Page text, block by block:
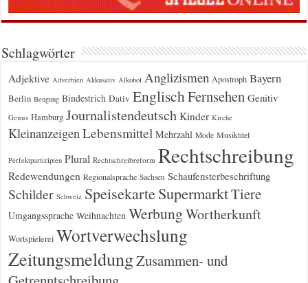
Schlagwörter
Adjektive Adverbien Akkusativ Alkohol Anglizismen Apostroph Bayern
Berlin Beugung Bindestrich Dativ EnglischFernsehen Genitiv
Genus Hamburg Journalistendeutsch Kinder Kirche
Kleinanzeigen Lebensmittel Mehrzahl Mode Musiktitel
Perfektpartizipien Plural Rechtschreibreform Rechtschreibung
Redewendungen Regionalsprache Sachsen Schaufensterbeschriftung
Schilder Schweiz Speisekarte SupermarktTiere
Umgangssprache Weihnachten WerbungWortherkunft
Wortspielerei Wortverwechslung
ZeitungsmeldungZusammen- und